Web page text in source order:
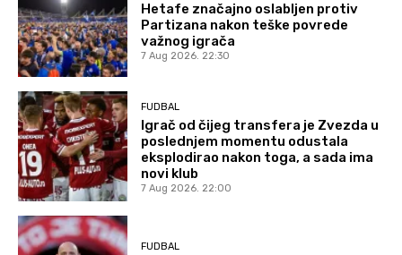
Hetafe značajno oslabljen protiv
Partizana nakon teške povrede
važnog igrača
7 Aug 2026. 22:30
FUDBAL
Igrač od čijeg transfera je Zvezda u
poslednjem momentu odustala
eksplodirao nakon toga, a sada ima
novi klub
7 Aug 2026. 22:00
FUDBAL